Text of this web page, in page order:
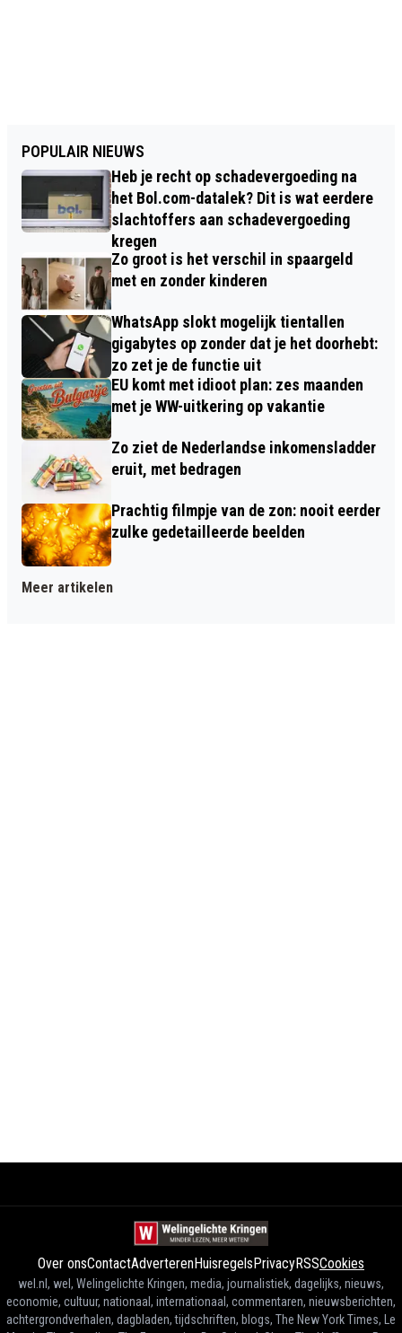
POPULAIR NIEUWS
Heb je recht op schadevergoeding na
het Bol.com-datalek? Dit is wat eerdere
slachtoffers aan schadevergoeding
kregen
Zo groot is het verschil in spaargeld
met en zonder kinderen
WhatsApp slokt mogelijk tientallen
gigabytes op zonder dat je het doorhebt:
zo zet je de functie uit
EU komt met idioot plan: zes maanden
met je WW-uitkering op vakantie
Zo ziet de Nederlandse inkomensladder
eruit, met bedragen
Prachtig filmpje van de zon: nooit eerder
zulke gedetailleerde beelden
Meer artikelen
Over onsContactAdverterenHuisregelsPrivacyRSSCookies
wel.nl, wel, Welingelichte Kringen, media, journalistiek, dagelijks, nieuws,
economie, cultuur, nationaal, internationaal, commentaren, nieuwsberichten,
achtergrondverhalen, dagbladen, tijdschriften, blogs, The New York Times, Le